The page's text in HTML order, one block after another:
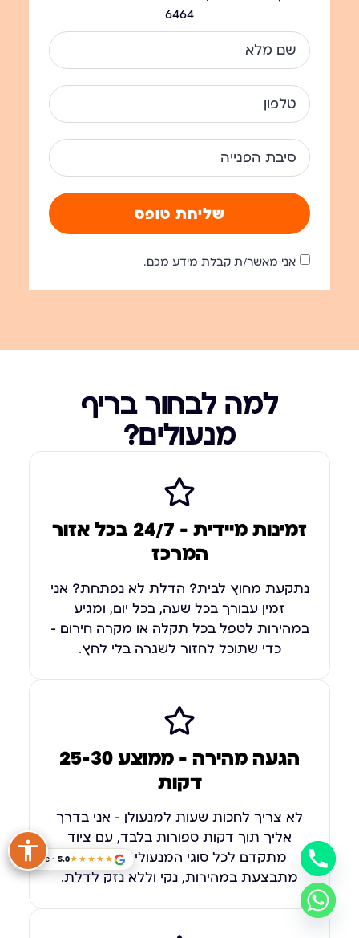
6464
אני מאשר/ת קבלת מידע מכם.
שליחת טופס
למה לבחור בריף
מנעולים?
זמינות מיידית – 24/7 בכל אזור
המרכז
נתקעת מחוץ לבית? הדלת לא נפתחת? אני
זמין עבורך בכל שעה, בכל יום, ומגיע
במהירות לטפל בכל תקלה או מקרה חירום –
כדי שתוכל לחזור לשגרה בלי לחץ.
הגעה מהירה — ממוצע 25-30
דקות
לא צריך לחכות שעות למנעולן – אני בדרך
אליך תוך דקות ספורות בלבד, עם ציוד
מתקדם לכל סוגי המנעולים. העבודה
מתבצעת במהירות, נקי וללא נזק לדלת.
★★★★★
Google · 5.0